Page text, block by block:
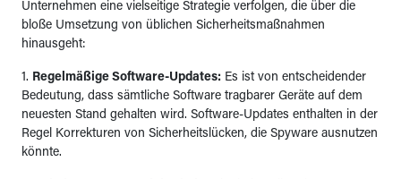
Unternehmen eine vielseitige Strategie verfolgen, die über die
bloße Umsetzung von üblichen Sicherheitsmaßnahmen
hinausgeht:
1. Regelmäßige Software-Updates: Es ist von entscheidender
Bedeutung, dass sämtliche Software tragbarer Geräte auf dem
neuesten Stand gehalten wird. Software-Updates enthalten in der
Regel Korrekturen von Sicherheitslücken, die Spyware ausnutzen
könnte.